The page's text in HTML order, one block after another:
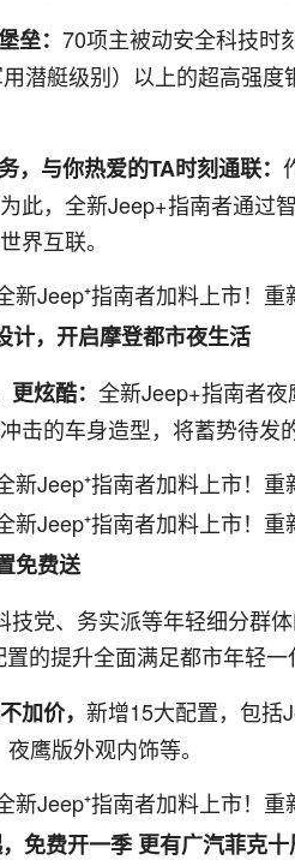
垒： 70项主被动安全科技时
潜艇级别）以上的超高强
，与你热爱的TA时刻通联：
此，全新Jeep+指南者通过
界互联。
计，开启摩登都市夜生活
炫酷： 全新Jeep+指南者
击的车身造型，将蓄势待发
免费送
技党、务实派等年轻细分群
的提升全面满足都市年轻一
加价， 新增15大配置，包括
鹰版外观内饰等。
免费开一季 更有广汽菲克